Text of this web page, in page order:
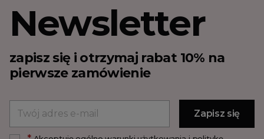
Newsletter
zapisz się i otrzymaj rabat 10% na
pierwsze zamówienie